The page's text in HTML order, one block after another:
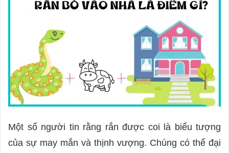
Một số người tin rằng rắn được coi là biểu tượng
của sự may mắn và thịnh vượng. Chúng có thể đại